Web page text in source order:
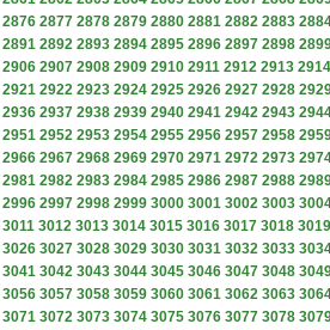
2876 2877 2878 2879 2880 2881 2882 2883
2891 2892 2893 2894 2895 2896 2897 2898
2906 2907 2908 2909 2910 2911 2912 2913 2914
2921 2922 2923 2924 2925 2926 2927 2928
2936 2937 2938 2939 2940 2941 2942 2943
2951 2952 2953 2954 2955 2956 2957 2958
2966 2967 2968 2969 2970 2971 2972 2973
2981 2982 2983 2984 2985 2986 2987 2988
2996 2997 2998 2999 3000 3001 3002 3003
3011 3012 3013 3014 3015 3016 3017 3018 3019
3026 3027 3028 3029 3030 3031 3032 3033
3041 3042 3043 3044 3045 3046 3047 3048
3056 3057 3058 3059 3060 3061 3062 3063
3071 3072 3073 3074 3075 3076 3077 3078